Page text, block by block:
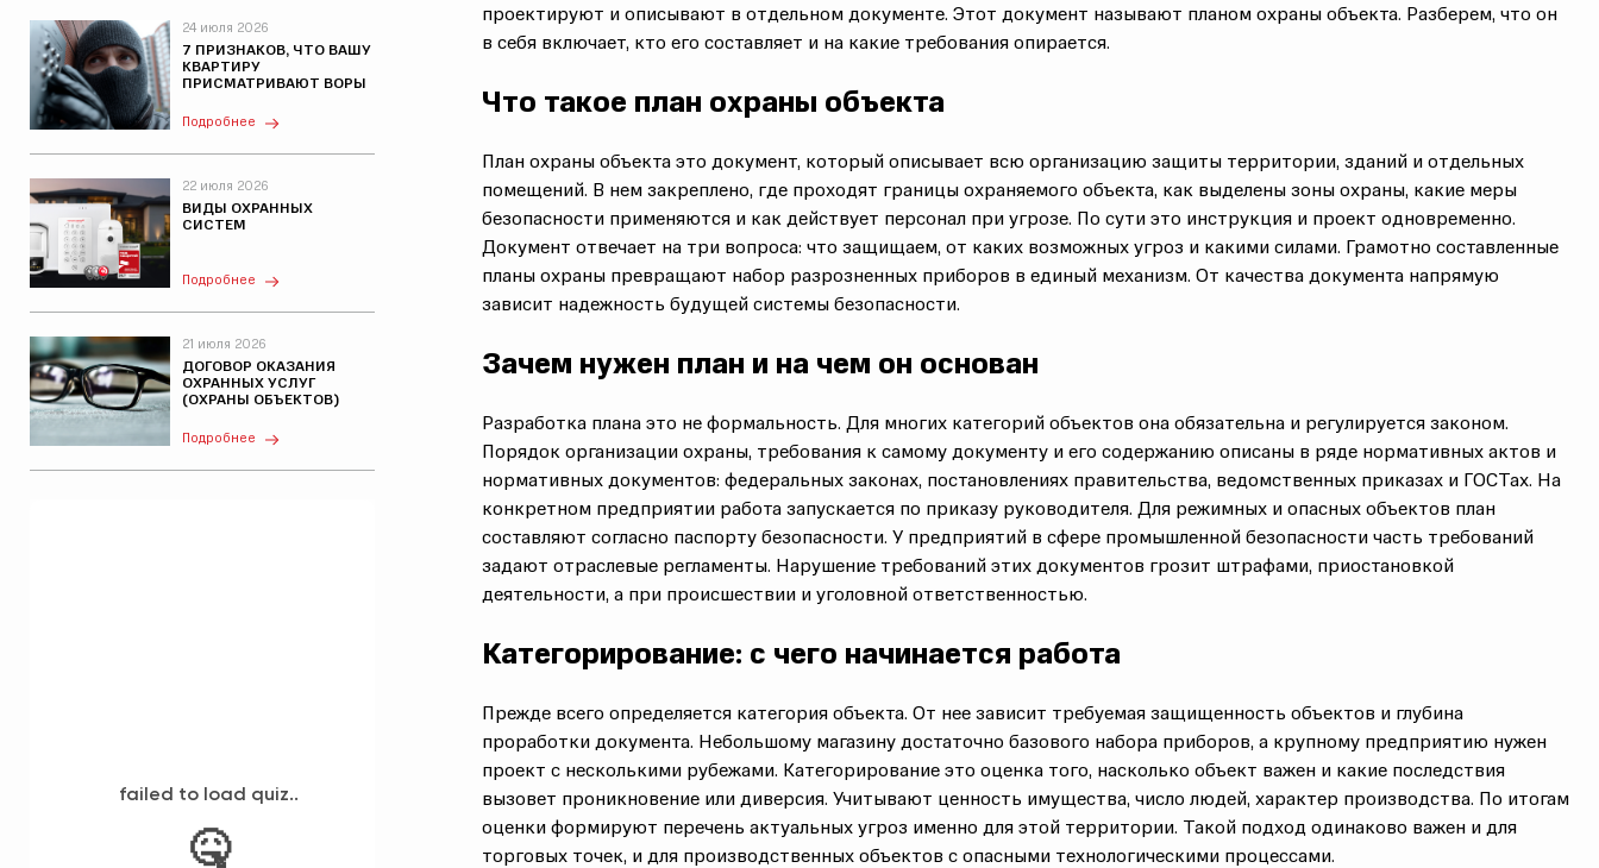
проектируют и описывают в отдельном документе. Этот документ называют планом охраны объекта. Разберем, что он
в себя включает, кто его составляет и на какие требования опирается.
Что такое план охраны объекта
План охраны объекта это документ, который описывает всю организацию защиты территории, зданий и отдельных
помещений. В нем закреплено, где проходят границы охраняемого объекта, как выделены зоны охраны, какие меры
безопасности применяются и как действует персонал при угрозе. По сути это инструкция и проект одновременно.
Документ отвечает на три вопроса: что защищаем, от каких возможных угроз и какими силами. Грамотно составленные
планы охраны превращают набор разрозненных приборов в единый механизм. От качества документа напрямую
зависит надежность будущей системы безопасности.
Зачем нужен план и на чем он основан
Разработка плана это не формальность. Для многих категорий объектов она обязательна и регулируется законом.
Порядок организации охраны, требования к самому документу и его содержанию описаны в ряде нормативных актов и
нормативных документов: федеральных законах, постановлениях правительства, ведомственных приказах и ГОСТах. На
конкретном предприятии работа запускается по приказу руководителя. Для режимных и опасных объектов план
составляют согласно паспорту безопасности. У предприятий в сфере промышленной безопасности часть требований
задают отраслевые регламенты. Нарушение требований этих документов грозит штрафами, приостановкой
деятельности, а при происшествии и уголовной ответственностью.
Категорирование: с чего начинается работа
Прежде всего определяется категория объекта. От нее зависит требуемая защищенность объектов и глубина
проработки документа. Небольшому магазину достаточно базового набора приборов, а крупному предприятию нужен
проект с несколькими рубежами. Категорирование это оценка того, насколько объект важен и какие последствия
вызовет проникновение или диверсия. Учитывают ценность имущества, число людей, характер производства. По итогам
оценки формируют перечень актуальных угроз именно для этой территории. Такой подход одинаково важен и для
торговых точек, и для производственных объектов с опасными технологическими процессами.
24 июля 2026
7 ПРИЗНАКОВ, ЧТО ВАШУ
КВАРТИРУ
ПРИСМАТРИВАЮТ ВОРЫ
Подробнее
22 июля 2026
ВИДЫ ОХРАННЫХ
СИСТЕМ
Подробнее
21 июля 2026
ДОГОВОР ОКАЗАНИЯ
ОХРАННЫХ УСЛУГ
(ОХРАНЫ ОБЪЕКТОВ)
Подробнее